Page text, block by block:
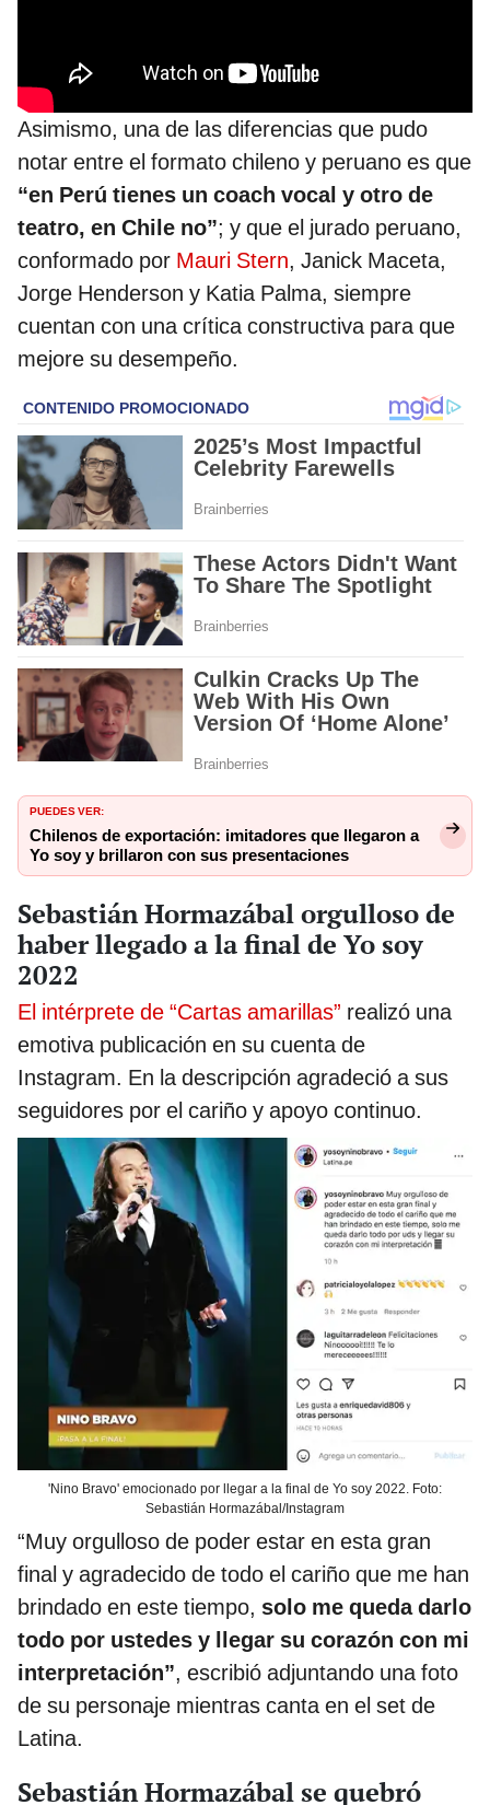
Asimismo, una de las diferencias que pudo
notar entre el formato chileno y peruano es que
“en Perú tienes un coach vocal y otro de
teatro, en Chile no”; y que el jurado peruano,
conformado por Mauri Stern, Janick Maceta,
Jorge Henderson y Katia Palma, siempre
cuentan con una crítica constructiva para que
mejore su desempeño.
PUEDES VER:
Chilenos de exportación: imitadores que llegaron a
Yo soy y brillaron con sus presentaciones
Sebastián Hormazábal orgulloso de
haber llegado a la final de Yo soy
2022
El intérprete de “Cartas amarillas” realizó una
emotiva publicación en su cuenta de
Instagram. En la descripción agradeció a sus
seguidores por el cariño y apoyo continuo.
'Nino Bravo' emocionado por llegar a la final de Yo soy 2022. Foto:
Sebastián Hormazábal/Instagram
“Muy orgulloso de poder estar en esta gran
final y agradecido de todo el cariño que me han
brindado en este tiempo, solo me queda darlo
todo por ustedes y llegar su corazón con mi
interpretación”, escribió adjuntando una foto
de su personaje mientras canta en el set de
Latina.
Sebastián Hormazábal se quebró